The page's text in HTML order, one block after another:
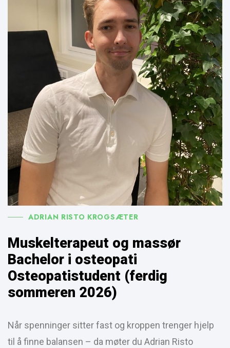
ADRIAN RISTO KROGSÆTER
Muskelterapeut og massør
Bachelor i osteopati
Osteopatistudent (ferdig
sommeren 2026)
Når spenninger sitter fast og kroppen trenger hjelp
til å finne balansen – da møter du Adrian Risto